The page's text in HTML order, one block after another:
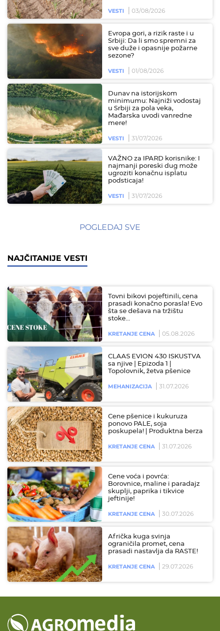
VESTI 03/08/2026
Evropa gori, a rizik raste i u
Srbiji: Da li smo spremni za
sve duže i opasnije požarne
sezone?
VESTI 01/08/2026
Dunav na istorijskom
minimumu: Najniži vodostaj
u Srbiji za pola veka,
Mađarska uvodi vanredne
mere!
VESTI 31/07/2026
VAŽNO za IPARD korisnike: I
najmanji poreski dug može
ugroziti konačnu isplatu
podsticaja!
VESTI 31/07/2026
POGLEDAJ SVE
NAJČITANIJE VESTI
Tovni bikovi pojeftinili, cena
prasadi konačno porasla! Evo
šta se dešava na tržištu
stoke…
KRETANJE CENA 05.08.2026
CLAAS EVION 430 ISKUSTVA
sa njive | Epizoda 1 |
Topolovnik, žetva pšenice
MEHANIZACIJA 31.07.2026
Cene pšenice i kukuruza
ponovo PALE, soja
poskupela! | Produktna berza
KRETANJE CENA 31.07.2026
Cene voća i povrća:
Borovnice, maline i paradajz
skuplji, paprika i tikvice
jeftinije!
KRETANJE CENA 30.07.2026
Afrička kuga svinja
ograničila promet, cena
prasadi nastavlja da RASTE!
KRETANJE CENA 29.07.2026